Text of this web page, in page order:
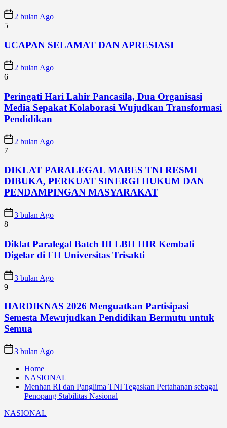
2 bulan Ago
5
UCAPAN SELAMAT DAN APRESIASI
2 bulan Ago
6
Peringati Hari Lahir Pancasila, Dua Organisasi
Media Sepakat Kolaborasi Wujudkan Transformasi
Pendidikan
2 bulan Ago
7
DIKLAT PARALEGAL MABES TNI RESMI
DIBUKA, PERKUAT SINERGI HUKUM DAN
PENDAMPINGAN MASYARAKAT
3 bulan Ago
8
Diklat Paralegal Batch III LBH HIR Kembali
Digelar di FH Universitas Trisakti
3 bulan Ago
9
HARDIKNAS 2026 Menguatkan Partisipasi
Semesta Mewujudkan Pendidikan Bermutu untuk
Semua
3 bulan Ago
Home
NASIONAL
Menhan RI dan Panglima TNI Tegaskan Pertahanan sebagai
Penopang Stabilitas Nasional
NASIONAL